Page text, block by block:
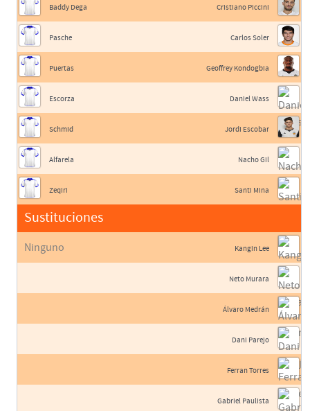
Baddy Dega
Pasche
Puertas
Escorza
Schmid
Alfarela
Zeqiri
Sustituciones
Ninguno
Cristiano Piccini
Carlos Soler
Geoffrey Kondogbia
Daniel Wass
Jordi Escobar
Nacho Gil
Santi Mina
Kangin Lee
Neto Murara
Álvaro Medrán
Dani Parejo
Ferran Torres
Gabriel Paulista